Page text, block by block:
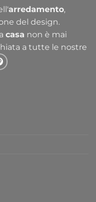
arredamento,
del design.
casa non è mai
a tutte le nostre